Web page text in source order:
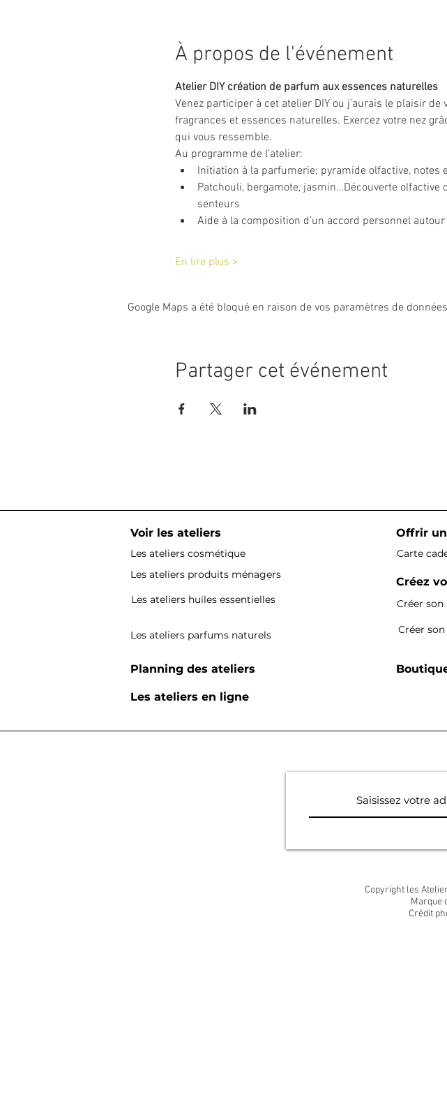
À propos de l'événement
Atelier DIY création de parfum aux essences naturelles
Venez participer à cet atelier DIY ou j’aurais le plaisir
fragrances et essences naturelles. Exercez votre nez
qui vous ressemble.
Au programme de l’atelier:
Initiation à la parfumerie; pyramide olfactive, notes
Patchouli, bergamote, jasmin…Découverte
senteurs
Aide à la composition d’un accord personnel
En lire plus >
Google Maps a été bloqué en raison de vos paramètres de
Partager cet événement
Voir les ateliers
Les ateliers cosmétique
Les ateliers produits ménagers
Les ateliers huiles essentielles
Les ateliers parfums naturels
Planning des ateliers
Offrir
Carte
Créez
Créer
Créer
Les ateliers en ligne
Copyright les
Marque
Crédit